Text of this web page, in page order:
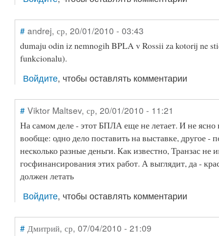
# andrej, ср, 20/01/2010 - 03:43
dumaju odin iz nemnogih BPLA v Rossii za kotorij ne
funkcionalu).
Войдите, чтобы оставлять комментарии
# Viktor Maltsev, ср, 20/01/2010 - 11:21
На самом деле - этот БПЛА еще не летает. И не ясно
вообще: одно дело поставить на выставке, другое -
несколько разные деньги. Как известно, Транзас не
госфинансирования этих работ. А выглядит, да -
должен летать
Войдите, чтобы оставлять комментарии
# Дмитрий, ср, 07/04/2010 - 21:09